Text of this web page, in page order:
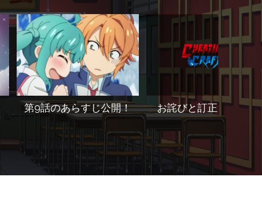
第9話のあらすじ公開！ お詫びと訂正について